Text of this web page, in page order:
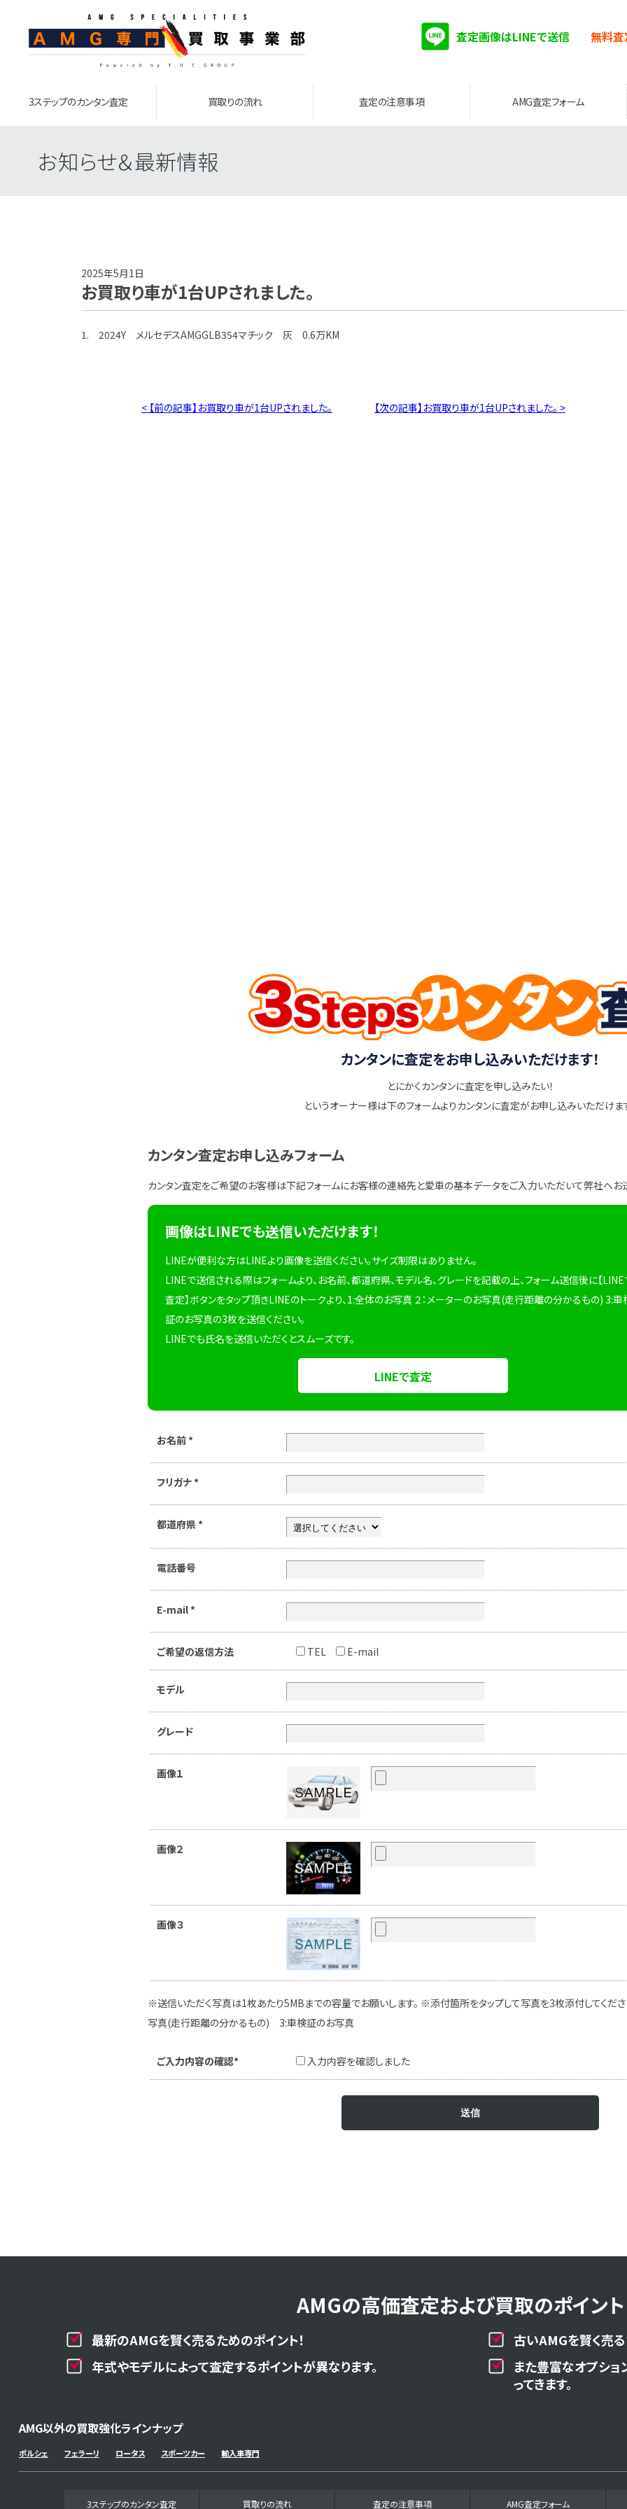
査定画像はLINEで送信 無料査
3ステップのカンタン査定 買取りの流れ 査定の注意事項 AMG査定フォーム
お知らせ＆最新情報
2025年5月1日
お買取り車が1台UPされました。
1. 2024Y メルセデスAMGGLB354マチック 灰 0.6万KM
< 【前の記事】お買取り車が1台UPされました。 【次の記事】お買取り車が1台UPされました。 >
カンタンに査定をお申し込みいただけます！
とにかくカンタンに査定を申し込みたい！
というオーナー様は下のフォームよりカンタンに査定がお申し込みいただけま
カンタン査定お申し込みフォーム
カンタン査定をご希望のお客様は下記フォームにお客様の連絡先と愛車の基本データをご入力いただいて弊社へお
画像はLINEでも送信いただけます！
LINEが便利な方はLINEより画像を送信ください。サイズ制限はありません。
LINEで送信される際はフォームより、お名前、都道府県、モデル名、グレードを記載の上、フォーム送信後に【LINE
査定】ボタンをタップ頂きLINEのトークより、1:全体のお写真 ２：メーターのお写真(走行距離の分かるもの) 3:車
証のお写真の3枚を送信ください。
LINEでも氏名を送信いただくとスムーズです。
LINEで査定
お名前 *
フリガナ *
都道府県 *
電話番号
E-mail *
ご希望の返信方法 TEL E-mail
モデル
グレード
画像１
画像２
画像３
※送信いただく写真は1枚あたり5MBまでの容量でお願いします。 ※添付箇所をタップして写真を3枚添付してくだ
写真(走行距離の分かるもの) 3:車検証のお写真
ご入力内容の確認* 入力内容を確認しました
AMGの高価査定および買取のポイント
最新のAMGを賢く売るためのポイント！
古いAMGを賢く売
年式やモデルによって査定するポイントが異なります。
また豊富なオプシ
ってきます。
AMG以外の買取強化ラインナップ
ポルシェ フェラーリ ロータス スポーツカー 輸入車専門
3ステップのカンタン査定 買取りの流れ 査定の注意事項 AMG査定フォーム